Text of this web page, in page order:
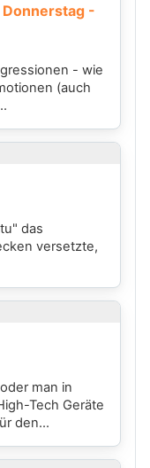
-
- wie
(auch
das
versetzte,
man in
Tech Geräte
den...